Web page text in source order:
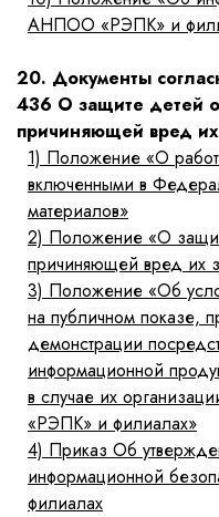
АНПОО «РЭПК» и
20. Документы
436 О защите детей
причиняющей вред
1) Положение «О
включенными в
материалов»
2) Положение «О
причиняющей вред их
3) Положение «Об
на публичном показе,
демонстрации
информационной
в случае их
«РЭПК» и филиалах»
4) Приказ Об
информационной
филиалах